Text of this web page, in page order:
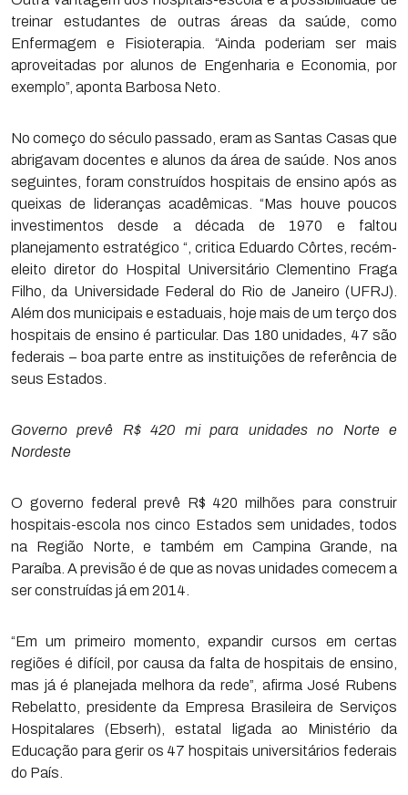
treinar estudantes de outras áreas da saúde, como
Enfermagem e Fisioterapia. “Ainda poderiam ser mais
aproveitadas por alunos de Engenharia e Economia, por
exemplo”, aponta Barbosa Neto.
No começo do século passado, eram as Santas Casas que
abrigavam docentes e alunos da área de saúde. Nos anos
seguintes, foram construídos hospitais de ensino após as
queixas de lideranças acadêmicas. “Mas houve poucos
investimentos desde a década de 1970 e faltou
planejamento estratégico “, critica Eduardo Côrtes, recém-
eleito diretor do Hospital Universitário Clementino Fraga
Filho, da Universidade Federal do Rio de Janeiro (UFRJ).
Além dos municipais e estaduais, hoje mais de um terço dos
hospitais de ensino é particular. Das 180 unidades, 47 são
federais – boa parte entre as instituições de referência de
seus Estados.
Governo prevê R$ 420 mi para unidades no Norte e
Nordeste
O governo federal prevê R$ 420 milhões para construir
hospitais-escola nos cinco Estados sem unidades, todos
na Região Norte, e também em Campina Grande, na
Paraíba. A previsão é de que as novas unidades comecem a
ser construídas já em 2014.
“Em um primeiro momento, expandir cursos em certas
regiões é difícil, por causa da falta de hospitais de ensino,
mas já é planejada melhora da rede”, afirma José Rubens
Rebelatto, presidente da Empresa Brasileira de Serviços
Hospitalares (Ebserh), estatal ligada ao Ministério da
Educação para gerir os 47 hospitais universitários federais
do País.